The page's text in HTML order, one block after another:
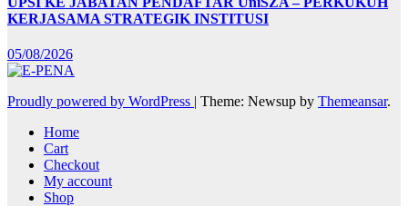
KERJASAMA STRATEGIK INSTITUSI
05/08/2026
Proudly powered by WordPress | Theme: Newsup by Themeansar.
Home
Cart
Checkout
My account
Shop